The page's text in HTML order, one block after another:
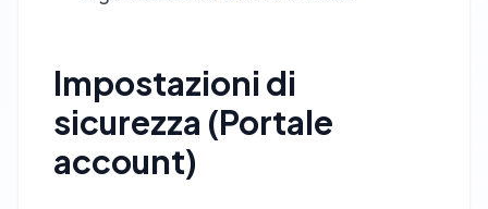
Impostazioni di
sicurezza (Portale
account)